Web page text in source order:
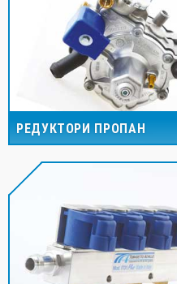
РЕДУКТОРИ ПРОПАН